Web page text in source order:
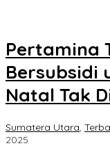
Pertamina
Bersubsidi
Natal Tak
Sumatera Utara,
2025